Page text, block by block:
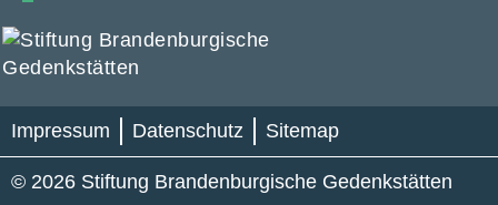
Impressum Datenschutz Sitemap
© 2026 Stiftung Brandenburgische Gedenkstätten